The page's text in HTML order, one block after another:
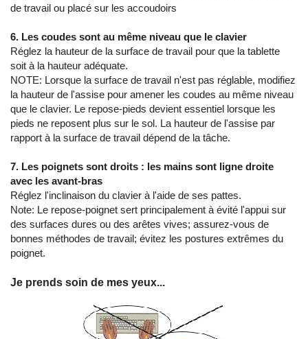
de travail ou placé sur les accoudoirs
6. Les coudes sont au même niveau que le clavier
Réglez la hauteur de la surface de travail pour que la tablette
soit à la hauteur adéquate.
NOTE: Lorsque la surface de travail n'est pas réglable, modifiez
la hauteur de l'assise pour amener les coudes au même niveau
que le clavier. Le repose-pieds devient essentiel lorsque les
pieds ne reposent plus sur le sol. La hauteur de l'assise par
rapport à la surface de travail dépend de la tâche.
7. Les poignets sont droits : les mains sont ligne droite
avec les avant-bras
Réglez l'inclinaison du clavier à l'aide de ses pattes.
Note: Le repose-poignet sert principalement à évité l'appui sur
des surfaces dures ou des arêtes vives; assurez-vous de
bonnes méthodes de travail; évitez les postures extrêmes du
poignet.
Je prends soin de mes yeux...